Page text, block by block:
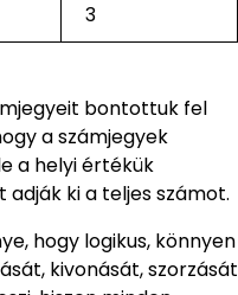
3
bontottuk fel
a számjegyek
a helyi értékük
ki a teljes számot.
hogy logikus, könnyen
kivonását, szorzását